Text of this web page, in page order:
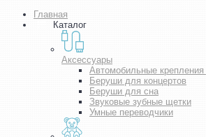
Главная
Каталог
Аксессуары
Автомобильные
Беруши для концертов
Беруши для сна
Звуковые зубные щетки
Умные переводчики